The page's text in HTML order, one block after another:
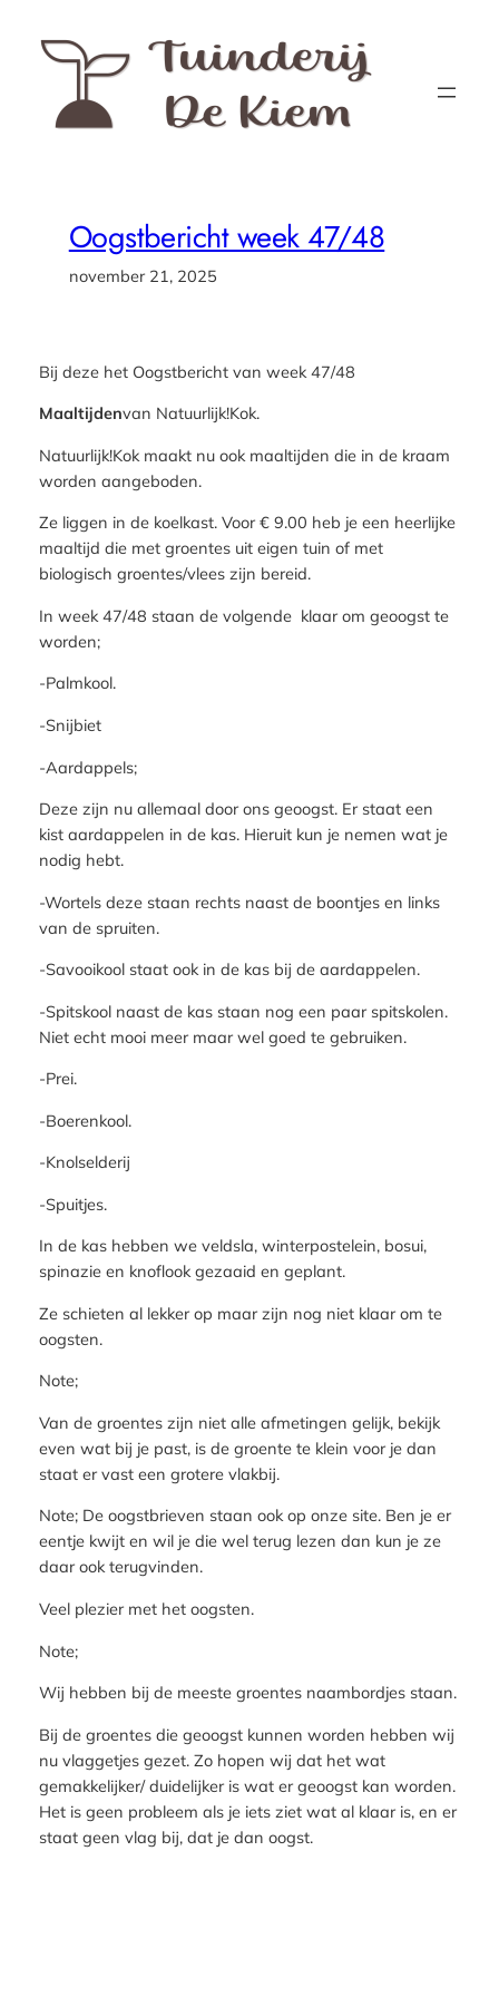
naar
Oogstbericht week 47/48
november 21, 2025
Bij deze het Oogstbericht van week 47/48
Maaltijdenvan Natuurlijk!Kok.
Natuurlijk!Kok maakt nu ook maaltijden die in de kraam
worden aangeboden.
Ze liggen in de koelkast. Voor € 9.00 heb je een heerlijke
maaltijd die met groentes uit eigen tuin of met
biologisch groentes/vlees zijn bereid.
In week 47/48 staan de volgende klaar om geoogst te
worden;
-Palmkool.
-Snijbiet
-Aardappels;
Deze zijn nu allemaal door ons geoogst. Er staat een
kist aardappelen in de kas. Hieruit kun je nemen wat je
nodig hebt.
-Wortels deze staan rechts naast de boontjes en links
van de spruiten.
-Savooikool staat ook in de kas bij de aardappelen.
-Spitskool naast de kas staan nog een paar spitskolen.
Niet echt mooi meer maar wel goed te gebruiken.
-Prei.
-Boerenkool.
-Knolselderij
-Spuitjes.
In de kas hebben we veldsla, winterpostelein, bosui,
spinazie en knoflook gezaaid en geplant.
Ze schieten al lekker op maar zijn nog niet klaar om te
oogsten.
Note;
Van de groentes zijn niet alle afmetingen gelijk, bekijk
even wat bij je past, is de groente te klein voor je dan
staat er vast een grotere vlakbij.
Note; De oogstbrieven staan ook op onze site. Ben je er
eentje kwijt en wil je die wel terug lezen dan kun je ze
daar ook terugvinden.
Veel plezier met het oogsten.
Note;
Wij hebben bij de meeste groentes naambordjes staan.
Bij de groentes die geoogst kunnen worden hebben wij
nu vlaggetjes gezet. Zo hopen wij dat het wat
gemakkelijker/ duidelijker is wat er geoogst kan worden.
Het is geen probleem als je iets ziet wat al klaar is, en er
staat geen vlag bij, dat je dan oogst.